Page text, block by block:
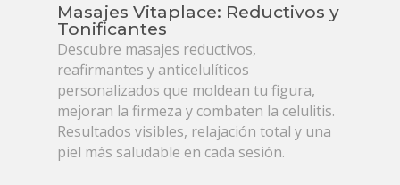
Masajes Vitaplace: Reductivos y
Tonificantes
Descubre masajes reductivos,
reafirmantes y anticelulíticos
personalizados que moldean tu figura,
mejoran la firmeza y combaten la celulitis.
Resultados visibles, relajación total y una
piel más saludable en cada sesión.